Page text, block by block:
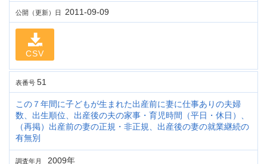
公開（更新）日 2011-09-09
CSV
表番号 51
この７年間に子どもが生まれた出産前に妻に仕事ありの夫婦
数、出生順位、出産後の夫の家事・育児時間（平日・休日）、
（再掲）出産前の妻の正規・非正規、出産後の妻の就業継続の
有無別
調査年月 2009年